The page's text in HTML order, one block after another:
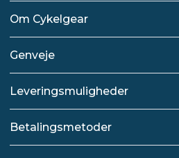
Om Cykelgear
Genveje
Leveringsmuligheder
Betalingsmetoder